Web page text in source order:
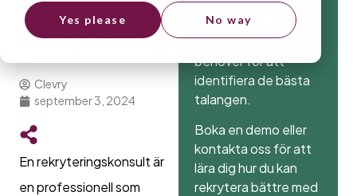
Yes please No way
rekryteringskonsult?
Clevry
september 3, 2024
En rekryteringskonsult är
en professionell som
Alla testverktyg du
behöver för att
identifiera de bästa
talangen.
Boka en demo eller
kontakta oss för att
lära dig hur du kan
rekrytera bättre med